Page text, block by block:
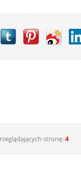
stronę:4